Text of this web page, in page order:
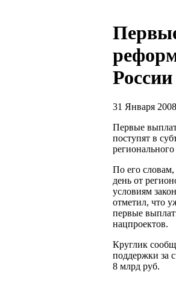
31 Января 2008
Первые
поступят в
По его словам,
день от
условиям
отметил, что
первые
нацпроектов.
Круглик
поддержки за
8 млрд руб.